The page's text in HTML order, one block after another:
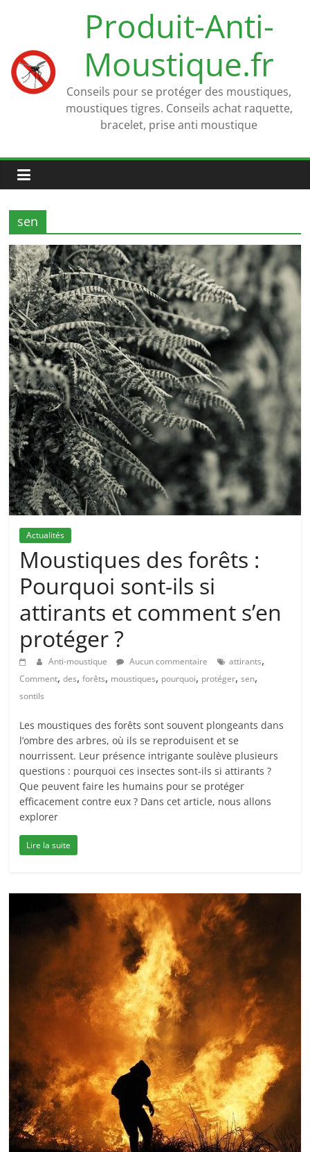
Produit-Anti-
Moustique.fr
Conseils pour se protéger des moustiques,
moustiques tigres. Conseils achat raquette,
bracelet, prise anti moustique
sen
Actualités
Moustiques des forêts :
Pourquoi sont-ils si
attirants et comment s’en
protéger ?
Anti-moustique Aucun commentaire attirants,
Comment,des,forêts, moustiques, pourquoi, protéger,sen,
sontils
Les moustiques des forêts sont souvent plongeants dans
l’ombre des arbres, où ils se reproduisent et se
nourrissent. Leur présence intrigante soulève plusieurs
questions : pourquoi ces insectes sont-ils si attirants ?
Que peuvent faire les humains pour se protéger
efficacement contre eux ? Dans cet article, nous allons
explorer
Lire la suite